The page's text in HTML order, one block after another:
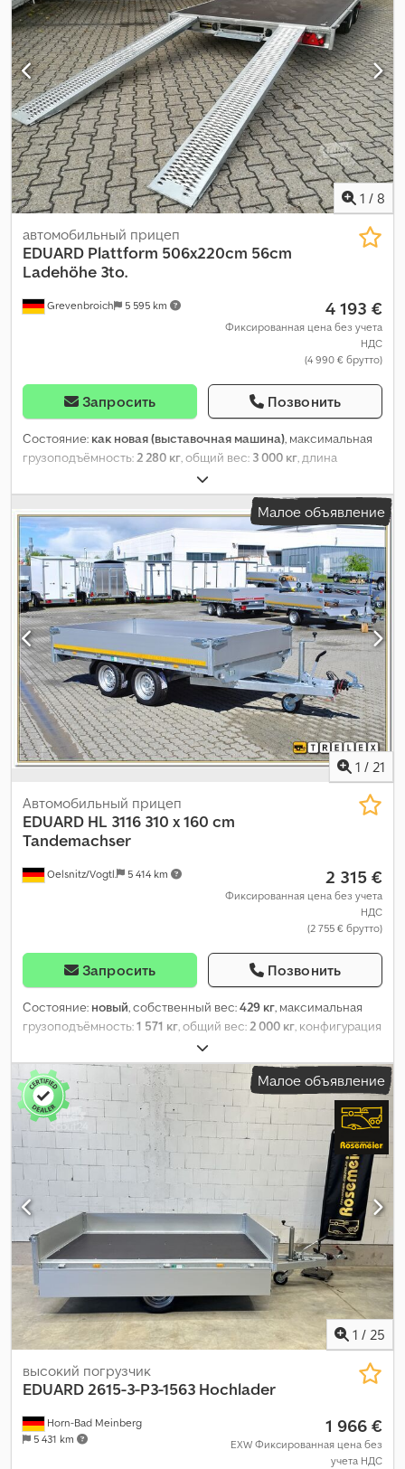
1 / 8
Grevenbroich 5 595 km
автомобильный прицеп
EDUARD Plattform 506x220cm 56cm
Ladehöhe 3to.
4 193 €
Фиксированная цена без учета
НДС
(4 990 € брутто)
Запросить Позвонить
Состояние: как новая (выставочная машина), максимальная
грузоподъёмность:2 280 кг, общий вес: 3 000 кг, длина
, ширина пространства для
загрузки:2 200 мм, Год выпуска:2023,
Малое объявление
1 / 21
Oelsnitz/Vogtl. 5 414 km
Автомобильный прицеп
EDUARD HL 3116 310 x 160 cm
Tandemachser
2 315 €
Фиксированная цена без учета
НДС
(2 755 € брутто)
Запросить Позвонить
Состояние: новый, собственный вес:429 кг, максимальная
грузоподъёмность:1 571 кг, общий вес:2 000 кг, конфигурация
, длина грузового отсека:
пространства для загрузки:1 600 мм, высота грузового
отсека:300 мм , размер шины:195/50R13C,
Малое объявление
1 / 25
Horn-Bad Meinberg
5 431 km
высокий погрузчик
EDUARD2615-3-P3-1563 Hochlader
1 966 €
EXW Фиксированная цена без
учета НДС